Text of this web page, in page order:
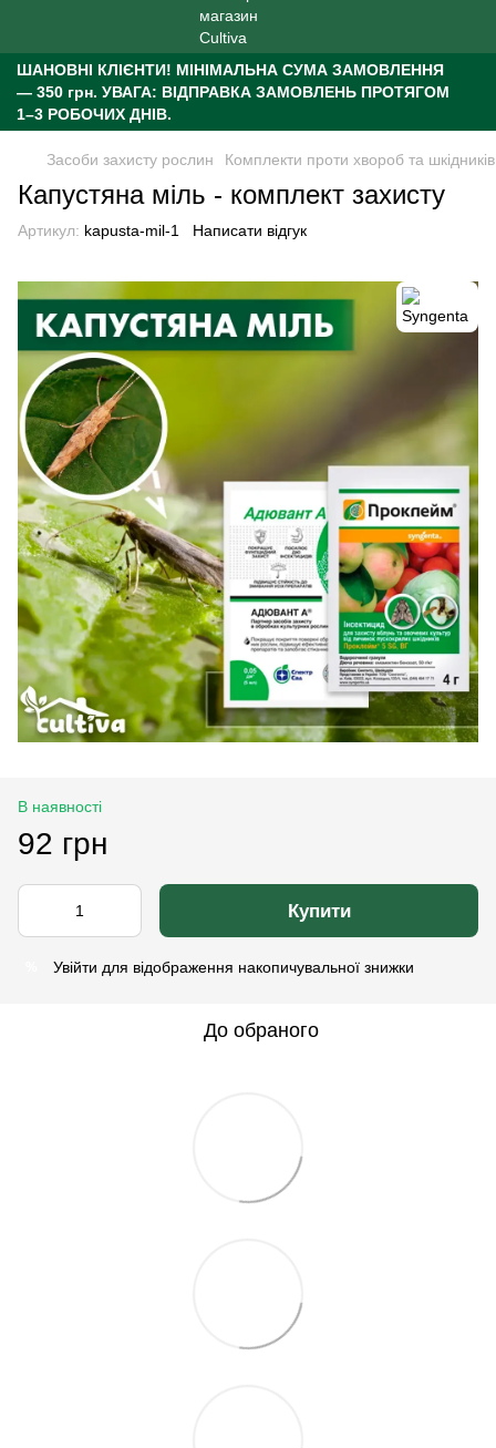
ШАНОВНІ КЛІЄНТИ! МІНІМАЛЬНА СУМА ЗАМОВЛЕННЯ
— 350 грн. УВАГА: ВІДПРАВКА ЗАМОВЛЕНЬ ПРОТЯГОМ
1–3 РОБОЧИХ ДНІВ.
Засоби захисту рослин Комплекти проти хвороб та шкідників
Капустяна міль - комплект захисту
Артикул: kapusta-mil-1 Написати відгук
В наявності
92 грн
Купити
Увійти для відображення накопичувальної знижки
До обраного